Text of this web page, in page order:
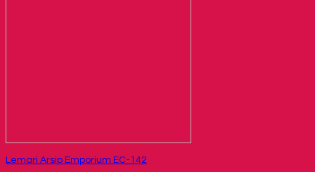
Lemari Arsip Emporium EC-142